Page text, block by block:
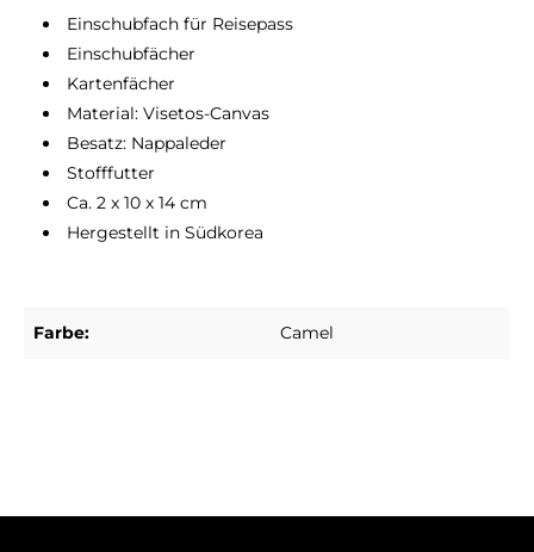
Einschubfach für Reisepass
Einschubfächer
Kartenfächer
Material: Visetos-Canvas
Besatz: Nappaleder
Stofffutter
Ca. 2 x 10 x 14 cm
Hergestellt in Südkorea
Farbe: Camel